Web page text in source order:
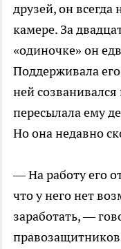
друзей, он
камере. За
«одиночке» он
Поддерживала
ней
пересылала ему
Но она недавно
— На работу его
что у него нет
заработать, —